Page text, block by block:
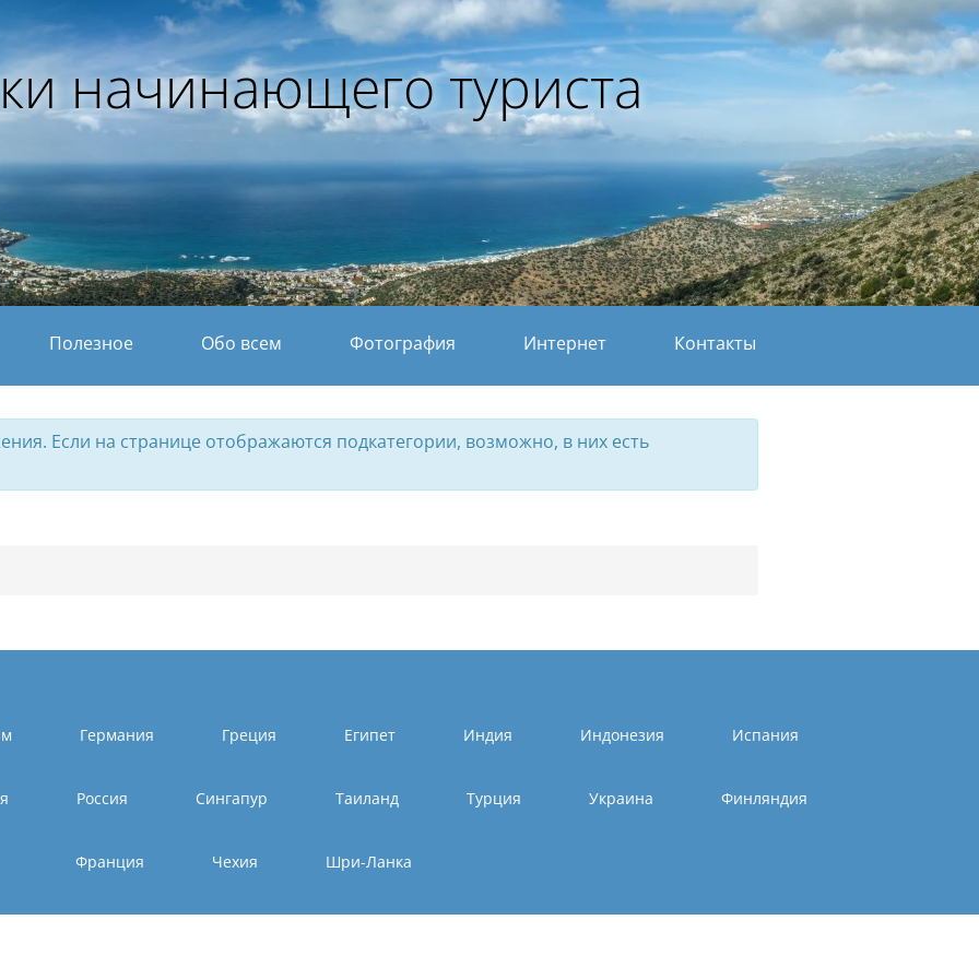
начинающего туриста
Полезное Обо всем Фотография Интернет Контакты
Если на странице отображаются подкатегории, возможно, в них есть
Германия Греция Египет Индия Индонезия Испания
Россия Сингапур Таиланд Турция Украина Финляндия
Франция Чехия Шри-Ланка